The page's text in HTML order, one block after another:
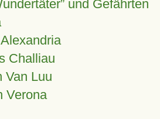
und Gefährten
Challiau
Van Luu
Verona